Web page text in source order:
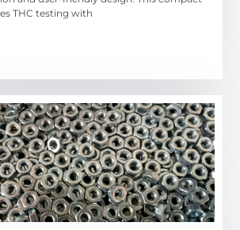
THC testing with